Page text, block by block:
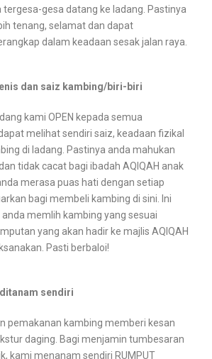
gesa datang ke ladang. Pastinya
tenang, selamat dan dapat
dalam keadaan sesak jalan raya.
dan saiz kambing/biri-biri
kami OPEN kepada semua
melihat sendiri saiz, keadaan fizikal
di ladang. Pastinya anda mahukan
tidak cacat bagi ibadah AQIQAH anak
merasa puas hati dengan setiap
bagi membeli kambing di sini. Ini
memlih kambing yang sesuai
yang akan hadir ke majlis AQIQAH
Pasti berbaloi!
ditanam sendiri
pemakanan kambing memberi kesan
daging. Bagi menjamin tumbesaran
kami menanam sendiri RUMPUT